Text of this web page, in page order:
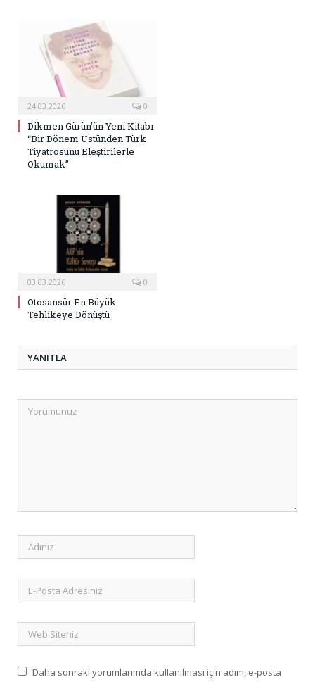
24.03.2026 0
Dikmen Gürün’ün Yeni Kitabı
“Bir Dönem Üstünden Türk
Tiyatrosunu Eleştirilerle
Okumak”
03.03.2026 0
Otosansür En Büyük
Tehlikeye Dönüştü
YANITLA
Daha sonraki yorumlarımda kullanılması için adım, e-posta